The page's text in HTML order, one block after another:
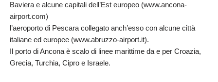
Baviera e alcune capitali dell’Est europeo (www.ancona-
airport.com)
l’aeroporto di Pescara collegato anch’esso con alcune città
italiane ed europee (www.abruzzo-airport.it).
Il porto di Ancona è scalo di linee marittime da e per Croazia,
Grecia, Turchia, Cipro e Israele.